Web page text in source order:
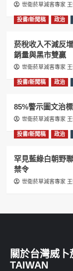
世衛菸草減害專家
投書/新聞稿 政治
菸稅收入不減反
銷量與黑市雙贏
世衛菸草減害專家
投書/新聞稿 政治
85%警示圖文治
世衛菸草減害專家
投書/新聞稿 政治
罕見藍綠白朝野
禁令
世衛菸草減害專家
關於台灣威
TAIWAN